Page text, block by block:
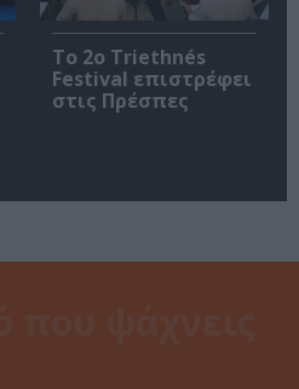
Το 2ο Triethnés
Festival επιστρέφει
στις Πρέσπες